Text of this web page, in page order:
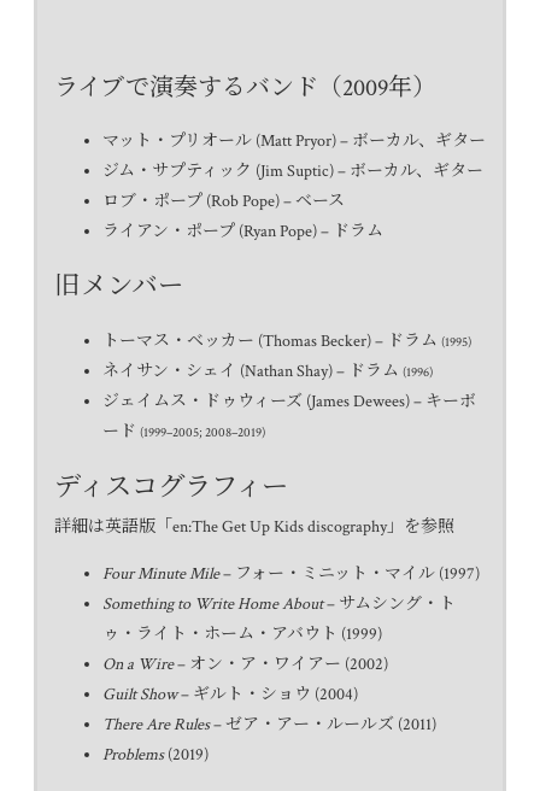
ライブで演奏するバンド（2009年）
マット・プリオール (Matt Pryor) – ボーカル、ギター
ジム・サプティック (Jim Suptic) – ボーカル、ギター
ロブ・ポープ (Rob Pope) – ベース
ライアン・ポープ (Ryan Pope) – ドラム
旧メンバー
トーマス・ベッカー (Thomas Becker) – ドラム (1995)
ネイサン・シェイ (Nathan Shay) – ドラム (1996)
ジェイムス・ドゥウィーズ (James Dewees) – キーボ
ード (1999–2005; 2008–2019)
ディスコグラフィー
詳細は英語版「 en:The Get Up Kids discography」を参照
Four Minute Mile– フォー・ミニット・マイル (1997)
Something to Write Home About– サムシング・ト
ゥ・ライト・ホーム・アバウト (1999)
On a Wire– オン・ア・ワイアー (2002)
Guilt Show– ギルト・ショウ (2004)
There Are Rules– ゼア・アー・ルールズ (2011)
Problems(2019)